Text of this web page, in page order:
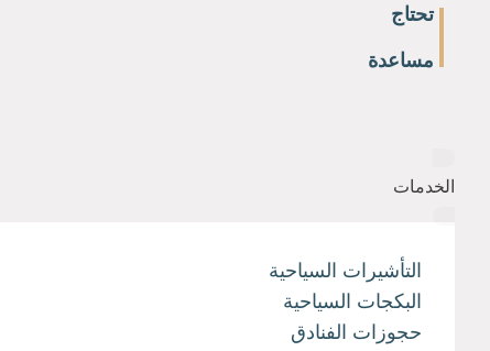
تحتاج
مساعدة
الخدمات
التأشيرات السياحية
البكجات السياحية
حجوزات الفنادق